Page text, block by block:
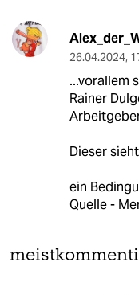
26.04.2024,
...vorallem
Rainer
Dieser
ein
Quelle -